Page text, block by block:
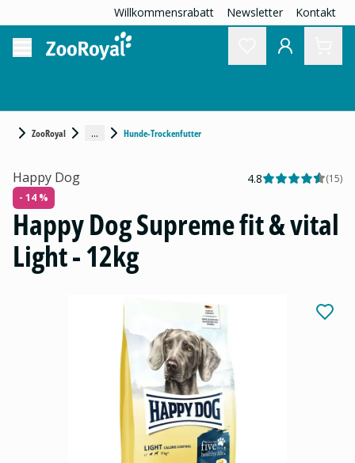
Willkommensrabatt Newsletter Kontakt
ZooRoyal ... Hunde-Trockenfutter
Happy Dog 4.8 (15)
- 14 %
Happy Dog Supreme fit & vital
Light - 12kg